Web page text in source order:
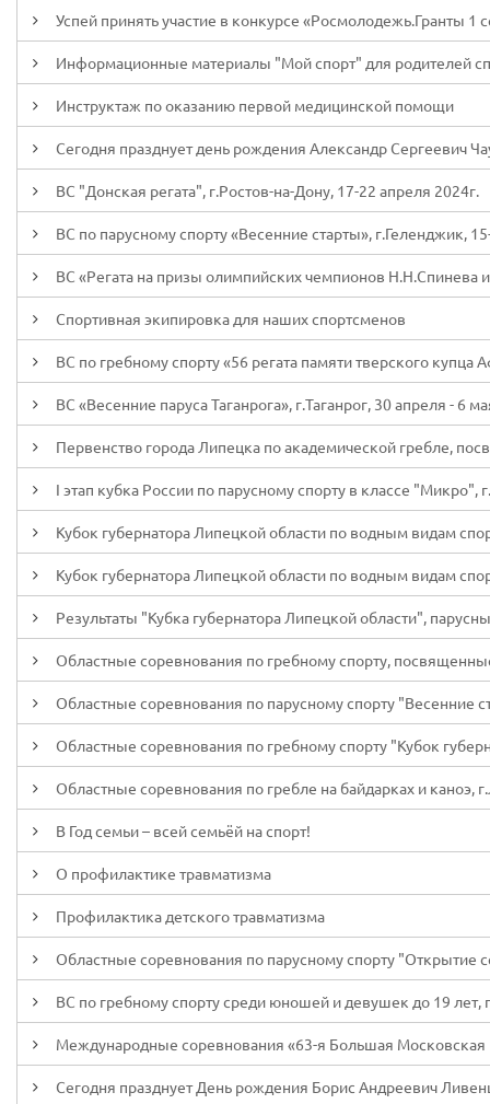
Успей принять участие в конкурсе «Росмолодежь.Гранты 1
Информационные материалы "Мой спорт" для родителей
Инструктаж по оказанию первой медицинской помощи
Сегодня празднует день рождения Александр Сергеевич
ВС "Донская регата", г.Ростов-на-Дону, 17-22 апреля 2024г.
ВС по парусному спорту «Весенние старты», г.Геленджик,
ВС «Регата на призы олимпийских чемпионов Н.Н.Спинева
Спортивная экипировка для наших спортсменов
ВС по гребному спорту «56 регата памяти тверского купца
ВС «Весенние паруса Таганрога», г.Таганрог, 30 апреля - 6
Первенство города Липецка по академической гребле,
I этап кубка России по парусному спорту в классе "Микро",
Кубок губернатора Липецкой области по водным видам
Кубок губернатора Липецкой области по водным видам
Результаты "Кубка губернатора Липецкой области",
Областные соревнования по гребному спорту,
Областные соревнования по парусному спорту "Весенние
Областные соревнования по гребному спорту "Кубок
Областные соревнования по гребле на байдарках и каноэ,
В Год семьи – всей семьёй на спорт!
О профилактике травматизма
Профилактика детского травматизма
Областные соревнования по парусному спорту "Открытие
ВС по гребному спорту среди юношей и девушек до 19 лет,
Международные соревнования «63-я Большая Московская
Сегодня празднует День рождения Борис Андреевич